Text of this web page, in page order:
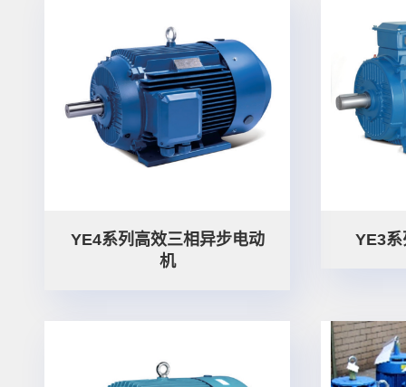
YE4系列高效三相异步电动
机
YE3